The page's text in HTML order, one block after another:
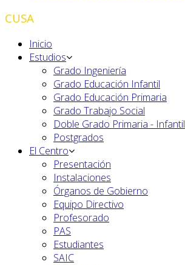
CUSA
Inicio
Estudios
Grado Ingeniería
Grado Educación Infantil
Grado Educación Primaria
Grado Trabajo Social
Doble Grado Primaria - Infantil
Postgrados
El Centro
Presentación
Instalaciones
Órganos de Gobierno
Equipo Directivo
Profesorado
PAS
Estudiantes
SAIC